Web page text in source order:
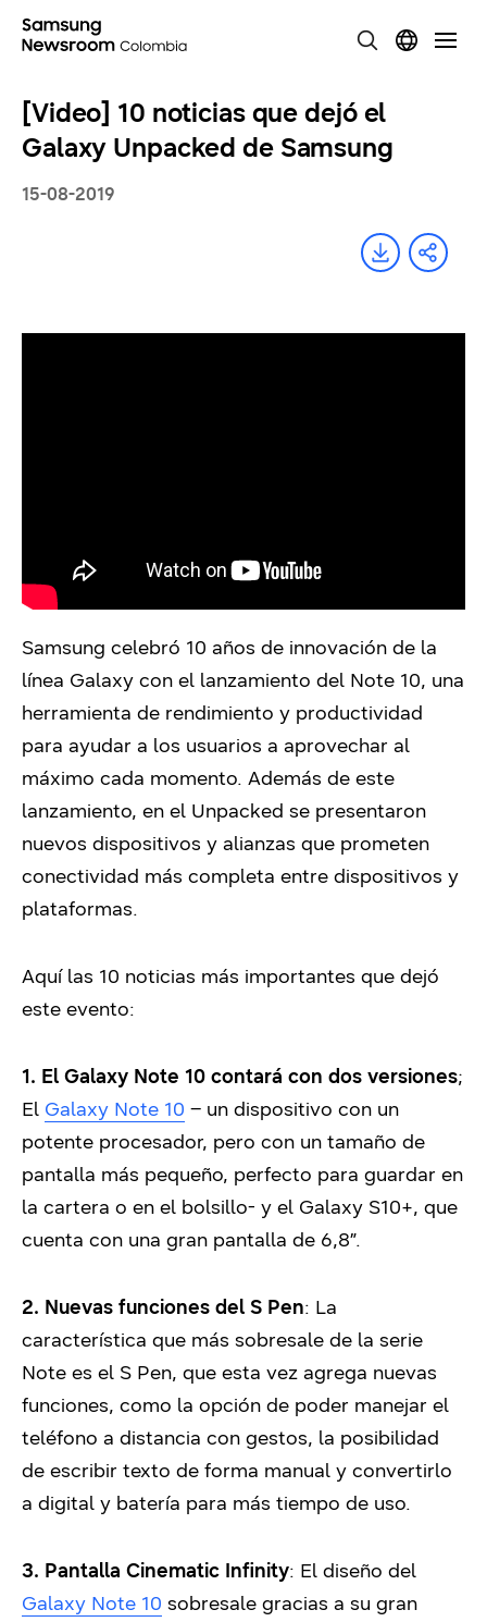
[Video] 10 noticias que dejó el
Galaxy Unpacked de Samsung
15-08-2019
Samsung celebró 10 años de innovación de la
línea Galaxy con el lanzamiento del Note 10, una
herramienta de rendimiento y productividad
para ayudar a los usuarios a aprovechar al
máximo cada momento. Además de este
lanzamiento, en el Unpacked se presentaron
nuevos dispositivos y alianzas que prometen
conectividad más completa entre dispositivos y
plataformas.
Aquí las 10 noticias más importantes que dejó
este evento:
1. El Galaxy Note 10 contará con dos versiones;
El Galaxy Note 10 – un dispositivo con un
potente procesador, pero con un tamaño de
pantalla más pequeño, perfecto para guardar en
la cartera o en el bolsillo- y el Galaxy S10+, que
cuenta con una gran pantalla de 6,8”.
2. Nuevas funciones del S Pen: La
característica que más sobresale de la serie
Note es el S Pen, que esta vez agrega nuevas
funciones, como la opción de poder manejar el
teléfono a distancia con gestos, la posibilidad
de escribir texto de forma manual y convertirlo
a digital y batería para más tiempo de uso.
3. Pantalla Cinematic Infinity: El diseño del
Galaxy Note 10 sobresale gracias a su gran